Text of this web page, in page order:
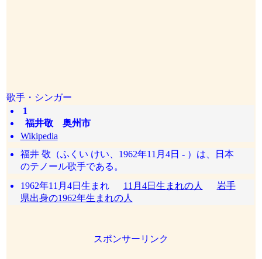
歌手・シンガー
1
福井敬 奥州市
Wikipedia
福井 敬（ふくい けい、1962年11月4日 - ）は、日本
のテノール歌手である。
1962年11月4日生まれ 11月4日生まれの人
岩手
県出身の1962年生まれの人
スポンサーリンク